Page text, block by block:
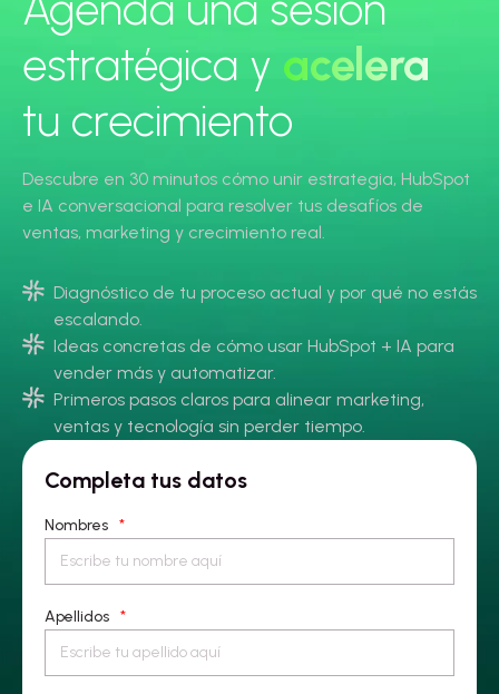
estratégica y acelera
tu crecimiento
Descubre en 30 minutos cómo unir estrategia, HubSpot
e IA conversacional para resolver tus desafíos de
ventas, marketing y crecimiento real.
Diagnóstico de tu proceso actual y por qué no estás
escalando.
Ideas concretas de cómo usar HubSpot + IA para
vender más y automatizar.
Primeros pasos claros para alinear marketing,
ventas y tecnología sin perder tiempo.
Completa tus datos
Nombres *
Apellidos *